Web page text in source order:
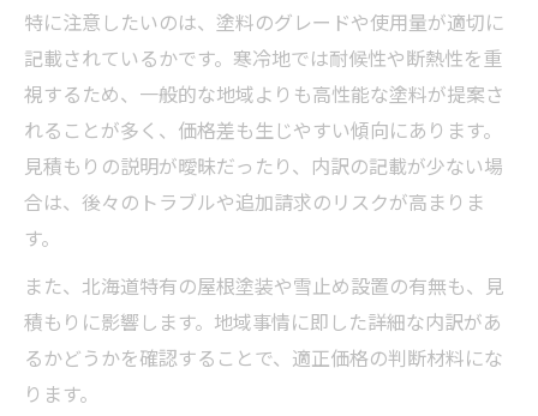
特に注意したいのは、塗料のグレードや使用量が適切に
記載されているかです。寒冷地では耐候性や断熱性を重
視するため、一般的な地域よりも高性能な塗料が提案さ
れることが多く、価格差も生じやすい傾向にあります。
見積もりの説明が曖昧だったり、内訳の記載が少ない場
合は、後々のトラブルや追加請求のリスクが高まりま
す。
また、北海道特有の屋根塗装や雪止め設置の有無も、見
積もりに影響します。地域事情に即した詳細な内訳があ
るかどうかを確認することで、適正価格の判断材料にな
ります。